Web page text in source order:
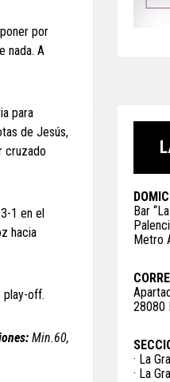
por
nada. A
para
de Jesús,
cruzado
1 en el
hacia
play-off.
Min.60,
Bar
Metro
28080
· La
· La